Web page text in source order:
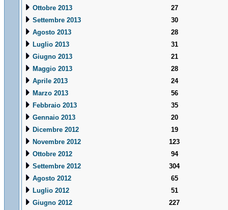
Ottobre 2013
27
Settembre 2013
30
Agosto 2013
28
Luglio 2013
31
Giugno 2013
21
Maggio 2013
28
Aprile 2013
24
Marzo 2013
56
Febbraio 2013
35
Gennaio 2013
20
Dicembre 2012
19
Novembre 2012
123
Ottobre 2012
94
Settembre 2012
304
Agosto 2012
65
Luglio 2012
51
Giugno 2012
227